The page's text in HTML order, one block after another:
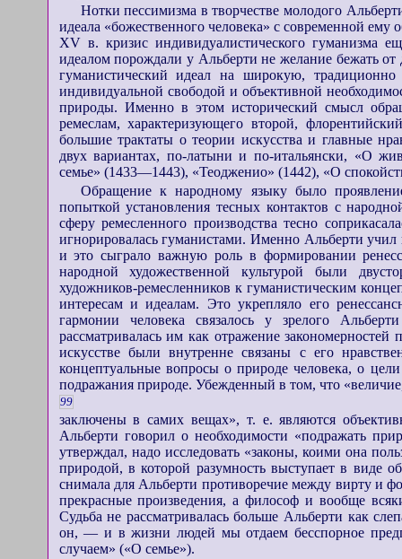
Нотки пессимизма в творчестве молодого
идеала «божественного человека» с современной ему
XV в. кризис индивидуалистического гуманизма
идеалом порождали у Альберти не желание бежать от
гуманистический идеал на широкую,
индивидуальной свободой и объективной
природы. Именно в этом исторический смысл
ремеслам, характеризующего второй,
большие трактаты о теории искусства и главные
двух вариантах, по-латыни и по-итальянски, «О
семье» (1433—1443), «Теодженио» (1442), «О
Обращение к народному языку было
попыткой установления тесных контактов с
сферу ремесленного производства тесно
игнорировалась гуманистами. Именно Альберти
и это сыграло важную роль в формировании
народной художественной культурой были
художников-ремесленников к гуманистическим
интересам и идеалам. Это укрепляло его
гармонии человека связалось у зрелого
рассматривалась им как отражение
искусстве были внутренне связаны с его
концептуальные вопросы о природе человека, о
подражания природе. Убежденный в том, что
99
заключены в самих вещах», т. е. являются
Альберти говорил о необходимости «подражать
утверждал, надо исследовать «законы, коими она
природой, в которой разумность выступает в виде
снимала для Альберти противоречие между вирту и
прекрасные произведения, а философ и вообще
Судьба не рассматривалась больше Альберти как
он, — и в жизни людей мы отдаем бесспорное
случаем» («О семье»).